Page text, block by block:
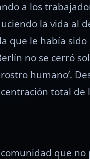
a los
la vida al
que le había
no se cerró
humano’.
total de
que